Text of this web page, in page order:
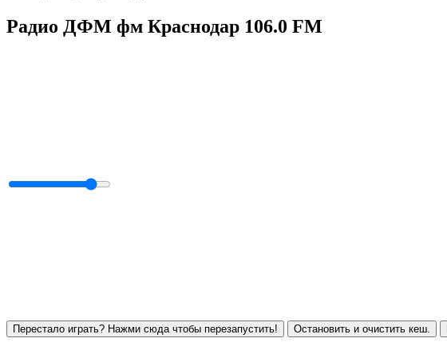
Радио ДФМ фм Краснодар 106.0 FM
Перестало играть? Нажми сюда чтобы перезапустить! Остановить и очистить кеш.